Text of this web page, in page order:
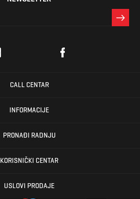
CALL CENTAR
INFORMACIJE
PRONAĐI RADNJU
KORISNIČKI CENTAR
USLOVI PRODAJE